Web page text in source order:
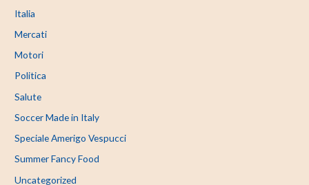
Italia
Mercati
Motori
Politica
Salute
Soccer Made in Italy
Speciale Amerigo Vespucci
Summer Fancy Food
Uncategorized